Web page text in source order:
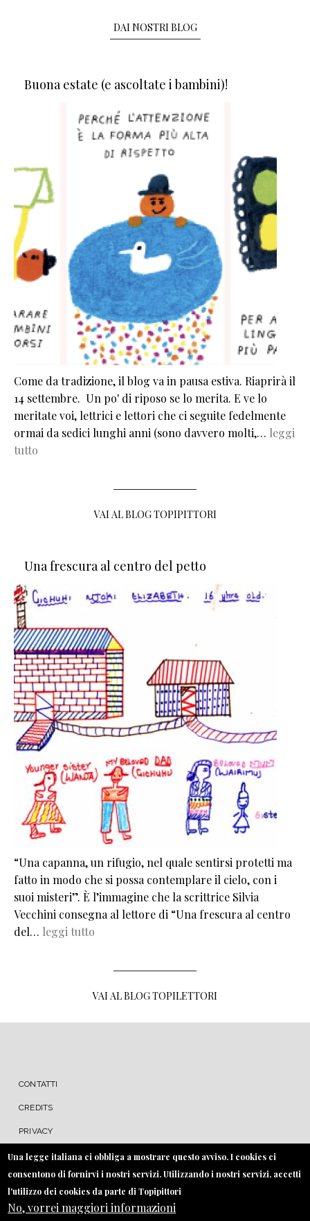
DAI NOSTRI BLOG
Buona estate (e ascoltate i bambini)!
Come da tradizione, il blog va in pausa estiva. Riaprirà il
14 settembre. Un po' di riposo se lo merita. E ve lo
meritate voi, lettrici e lettori che ci seguite fedelmente
ormai da sedici lunghi anni (sono davvero molti,… leggi
tutto
VAI AL BLOG TOPIPITTORI
Una frescura al centro del petto
“Una capanna, un rifugio, nel quale sentirsi protetti ma
fatto in modo che si possa contemplare il cielo, con i
suoi misteri”. È l’immagine che la scrittrice Silvia
Vecchini consegna al lettore di “Una frescura al centro
del… leggi tutto
VAI AL BLOG TOPILETTORI
MENU FOOTER
CONTATTI
CREDITS
PRIVACY
COOKIE
Una legge italiana ci obbliga a mostrare questo avviso. I cookies ci
consentono di fornirvi i nostri servizi. Utilizzando i nostri servizi, accetti
l'utilizzo dei cookies da parte di Topipittori
No, vorrei maggiori informazioni